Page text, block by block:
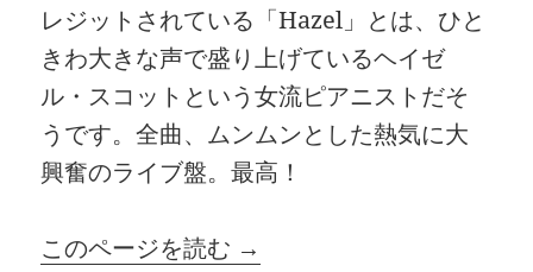
レジットされている「Hazel」とは、ひと
きわ大きな声で盛り上げているヘイゼ
ル・スコットという女流ピアニストだそ
うです。全曲、ムンムンとした熱気に大
興奮のライブ盤。最高！
このページを読む →